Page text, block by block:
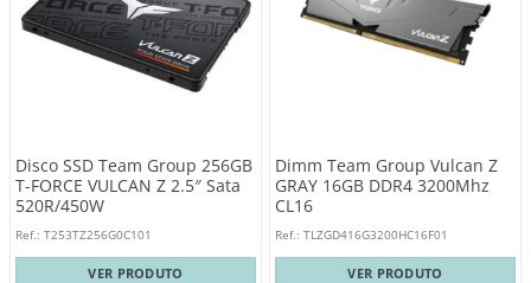
Disco SSD Team Group 256GB
T-FORCE VULCAN Z 2.5″ Sata
520R/450W
Ref.: T253TZ256G0C101
VER PRODUTO
Dimm Team Group Vulcan Z
GRAY 16GB DDR4 3200Mhz
CL16
Ref.: TLZGD416G3200HC16F01
VER PRODUTO